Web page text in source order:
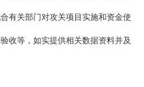
有关部门对攻关项目实施和资金使
收等，如实提供相关数据资料并及